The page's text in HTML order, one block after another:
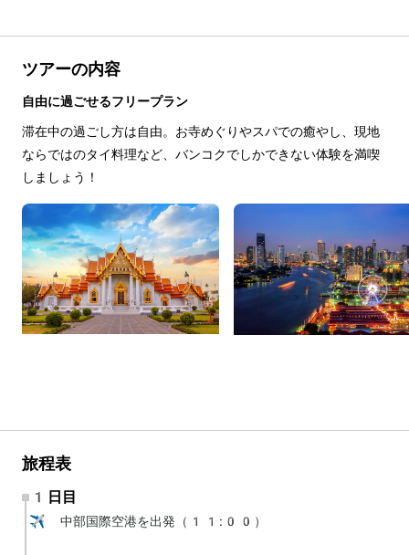
ツアーの内容
自由に過ごせるフリープラン
滞在中の過ごし方は自由。お寺めぐりやスパでの癒やし、現地
ならではのタイ料理など、バンコクでしかできない体験を満喫
しましょう！
旅程表
1日目
✈️ 中部国際空港を出発（11:00）